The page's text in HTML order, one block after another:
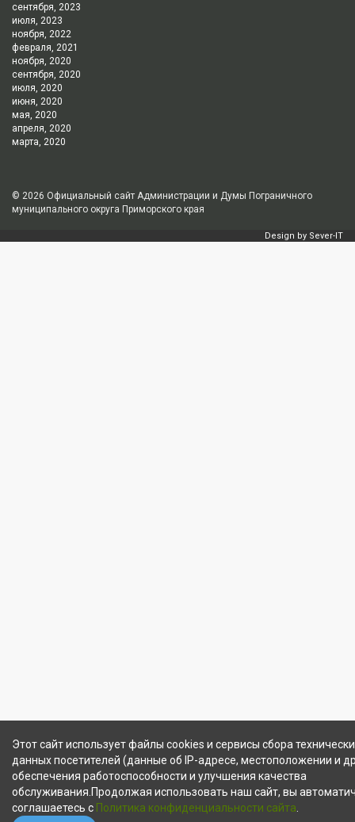
сентября, 2023
июля, 2023
ноября, 2022
февраля, 2021
ноября, 2020
сентября, 2020
июля, 2020
июня, 2020
мая, 2020
апреля, 2020
марта, 2020
© 2026 Официальный сайт Администрации и Думы Пограничного
муниципального округа Приморского края
Design by Sever-IT
Этот сайт использует файлы cookies и сервисы сбора
данных посетителей (данные об IP-адресе, местоположении и
обеспечения работоспособности и улучшения качества
обслуживания.Продолжая использовать наш сайт, вы
соглашаетесь с Политика конфиденциальности сайта